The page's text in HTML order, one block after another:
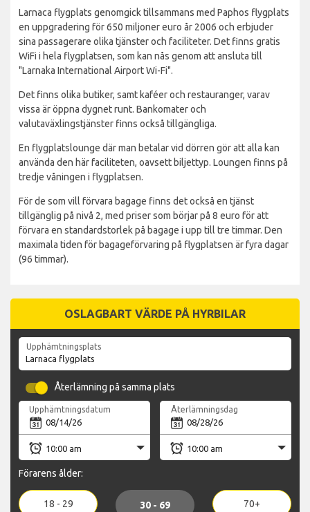
Larnaca flygplats genomgick tillsammans med Paphos flygplats
en uppgradering för 650 miljoner euro år 2006 och erbjuder
sina passagerare olika tjänster och faciliteter. Det finns gratis
WiFi i hela flygplatsen, som kan nås genom att ansluta till
"Larnaka International Airport Wi-Fi".
Det finns olika butiker, samt kaféer och restauranger, varav
vissa är öppna dygnet runt. Bankomater och
valutaväxlingstjänster finns också tillgängliga.
En flygplatslounge där man betalar vid dörren gör att alla kan
använda den här faciliteten, oavsett biljettyp. Loungen finns på
tredje våningen i flygplatsen.
För de som vill förvara bagage finns det också en tjänst
tillgänglig på nivå 2, med priser som börjar på 8 euro för att
förvara en standardstorlek på bagage i upp till tre timmar. Den
maximala tiden för bagageförvaring på flygplatsen är fyra dagar
(96 timmar).
OSLAGBART VÄRDE PÅ HYRBILAR
Upphämtningsplats
Återlämning på samma plats
Upphämtningsdatum Återlämningsdag
Förarens ålder:
18 - 29 30 - 69 70+